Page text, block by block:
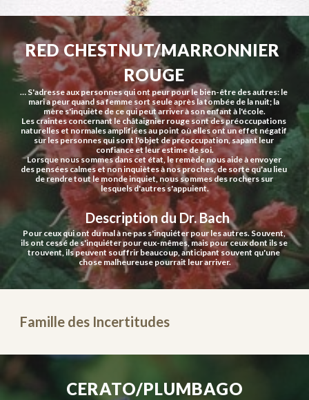
RED CHESTNUT/MARRONNIER
ROUGE
… S'adresse aux personnes qui ont peur pour le bien-être des autres: le
mari a peur quand sa femme sort seule après la tombée de la nuit; la
mère s'inquiète de ce qui peut arriver à son enfant à l'école.
Les craintes concernant le châtaignier rouge sont des préoccupations
naturelles et normales amplifiées au point où elles ont un effet négatif
sur les personnes qui sont l'objet de préoccupation, sapant leur
confiance et leur estime de soi.
Lorsque nous sommes dans cet état, le remède nous aide à envoyer
des pensées calmes et non inquiètes à nos proches, de sorte qu'au lieu
de rendre tout le monde inquiet, nous sommes des rochers sur
lesquels d'autres s'appuient.
  Description du Dr. Bach
Pour ceux qui ont du mal à ne pas s'inquiéter pour les autres. Souvent,
ils ont cessé de s'inquiéter pour eux-mêmes, mais pour ceux dont ils se
trouvent, ils peuvent souffrir beaucoup, anticipant souvent qu'une
chose malheureuse pourrait leur arriver.
Famille des Incertitudes
CERATO/PLUMBAGO